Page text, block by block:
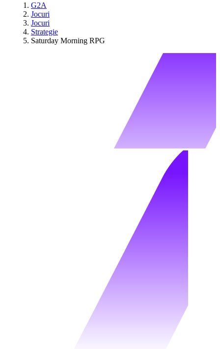
G2A
Jocuri
Jocuri
Strategie
Saturday Morning RPG